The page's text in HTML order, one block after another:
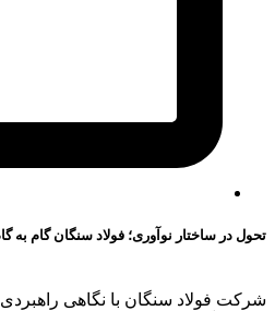
تحول در ساختار نوآوری؛ فولاد سنگان گام به